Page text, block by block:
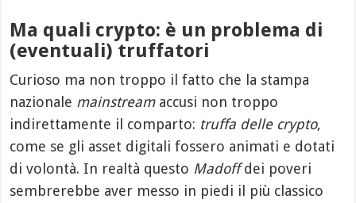
Ma quali crypto: è un problema di
(eventuali) truffatori
Curioso ma non troppo il fatto che la stampa
nazionale mainstreamaccusi non troppo
indirettamente il comparto: truffa delle crypto,
come se gli asset digitali fossero animati e dotati
di volontà. In realtà questo Madoffdei poveri
sembrerebbe aver messo in piedi il più classico